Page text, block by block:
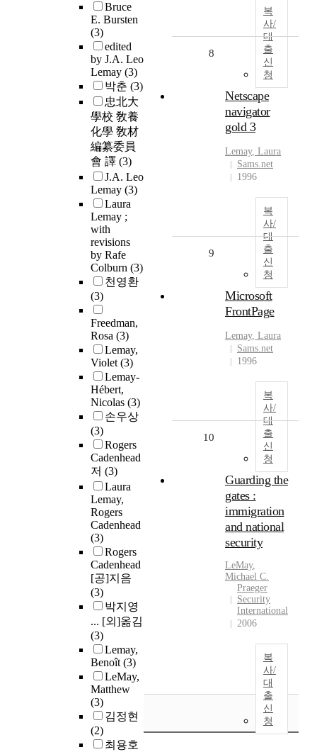
Bruce
E. Bursten
(3)
edited
by J.A. Leo
Lemay (3)
박춘 (3)
忠北大
學校 敎養
化學 敎材
編纂委員
會 譯 (3)
J.A. Leo
Lemay (3)
Laura
Lemay ;
with
revisions
by Rafe
Colburn (3)
천영환
(3)
Freedman,
Rosa (3)
Lemay,
Violet(3)
Lemay-
Hébert,
Nicolas (3)
손우상
(3)
Rogers
Cadenhead
저 (3)
Laura
Lemay,
Rogers
Cadenhead
(3)
Rogers
Cadenhead
[공]지음
(3)
박지영
... [외]옮김
(3)
Lemay,
Benoît(3)
LeMay,
Matthew
(3)
김정현
(2)
최용호
복
사/
대
출
신
청
8
Netscape
navigator
gold 3
Lemay, Laura
Sams.net
1996
복
사/
대
출
신
청
9
Microsoft
FrontPage
Lemay, Laura
Sams.net
1996
복
사/
대
출
신
청
10
Guarding the
gates :
immigration
and national
security
LeMay,
Michael C.
Praeger
Security
International
2006
복
사/
대
출
신
청